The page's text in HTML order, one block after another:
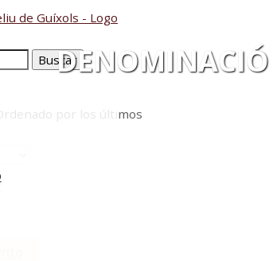
por los últimos